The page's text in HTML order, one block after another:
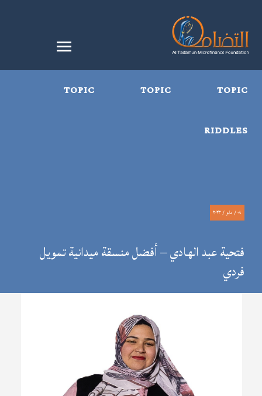
TOPIC
TOPIC
TOPIC
RIDDLES
٠٨ / مايو / ٢٠٢٣
فتحية عبد الهادي – أفضل منسقة ميدانية تمويل
فردي